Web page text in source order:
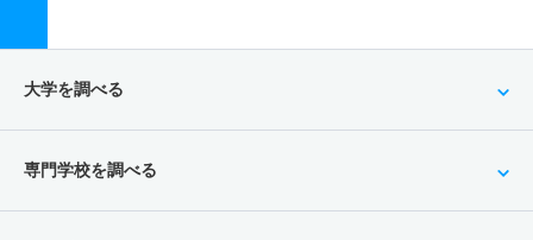
大学を調べる
専門学校を調べる